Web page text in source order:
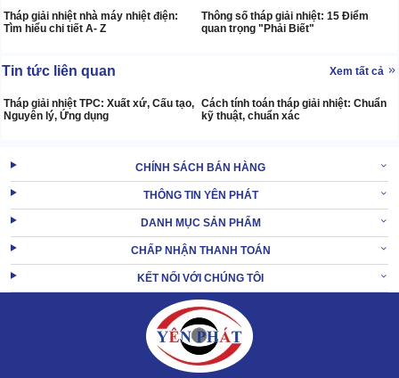
Tháp giải nhiệt nhà máy nhiệt điện:
Tìm hiểu chi tiết A- Z
Thông số tháp giải nhiệt: 15 Điểm
quan trọng "Phải Biết"
Tin tức liên quan Xem tất cả
Tháp giải nhiệt TPC: Xuất xứ, Cấu tạo,
Nguyên lý, Ứng dụng
Cách tính toán tháp giải nhiệt: Chuẩn
kỹ thuật, chuẩn xác
CHÍNH SÁCH BÁN HÀNG
THÔNG TIN YÊN PHÁT
DANH MỤC SẢN PHẨM
CHẤP NHẬN THANH TOÁN
KẾT NỐI VỚI CHÚNG TÔI